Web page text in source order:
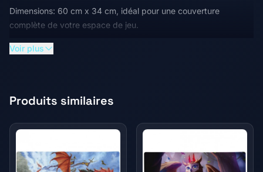
Dimensions: 60 cm x 34 cm, idéal pour une couverture
complète de votre espace de jeu.
Surface supérieure lisse: Permet un glissement facile des
supplémentaire pour vos tables contre les impacts de dés et
Matériau antidérapant: La base du tapis est conçue pour rester
Voir plus
Produits similaires